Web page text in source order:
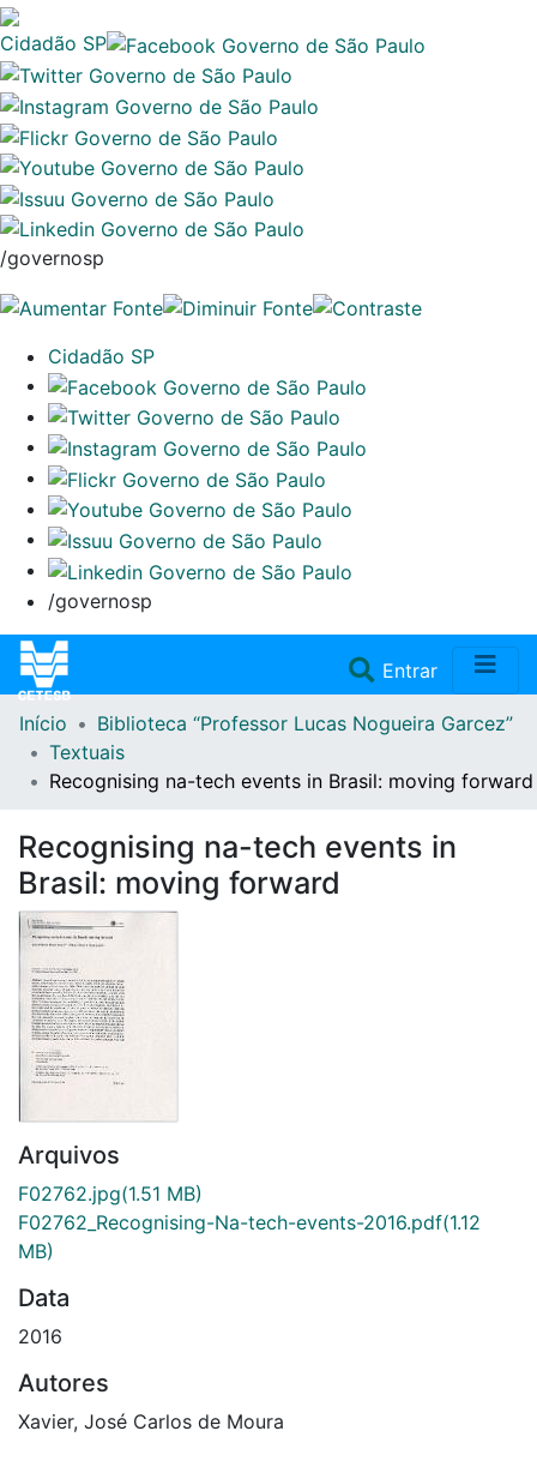
Cidadão SP
/governosp
Cidadão SP
/governosp
Entrar(current)
Home
Repositório
Doações/Aquisições
Fale Conosco
Início
Biblioteca “Professor Lucas Nogueira Garcez”
Textuais
Recognising na-tech events in Brasil: moving forward
Recognising na-tech events in
Brasil: moving forward
Arquivos
F02762.jpg(1.51 MB)
F02762_Recognising-Na-tech-events-2016.pdf(1.12
MB)
Data
2016
Autores
Xavier, José Carlos de Moura